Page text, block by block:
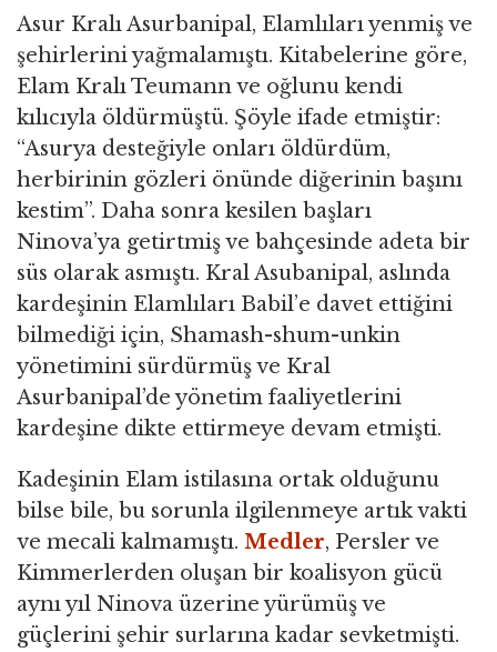
Asur Kralı Asurbanipal, Elamlıları yenmiş ve
şehirlerini yağmalamıştı. Kitabelerine göre,
Elam Kralı Teumann ve oğlunu kendi
kılıcıyla öldürmüştü. Şöyle ifade etmiştir:
“Asurya desteğiyle onları öldürdüm,
herbirinin gözleri önünde diğerinin başını
kestim”. Daha sonra kesilen başları
Ninova’ya getirtmiş ve bahçesinde adeta bir
süs olarak asmıştı. Kral Asubanipal, aslında
kardeşinin Elamlıları Babil’e davet ettiğini
bilmediği için, Shamash-shum-unkin
yönetimini sürdürmüş ve Kral
Asurbanipal’de yönetim faaliyetlerini
kardeşine dikte ettirmeye devam etmişti.
Kadeşinin Elam istilasına ortak olduğunu
bilse bile, bu sorunla ilgilenmeye artık vakti
ve mecali kalmamıştı. Medler, Persler ve
Kimmerlerden oluşan bir koalisyon gücü
aynı yıl Ninova üzerine yürümüş ve
güçlerini şehir surlarına kadar sevketmişti.